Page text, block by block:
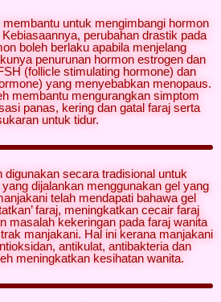
untuk mengimbangi hormon
perubahan drastik pada
boleh berlaku apabila menjelang
penurunan hormon estrogen dan
(follicle stimulating hormone) dan
yang menyebabkan menopaus.
membantu mengurangkan simptom
panas, kering dan gatal faraj serta
untuk tidur.
digunakan secara tradisional untuk
dijalankan menggunakan gel yang
telah mendapati bahawa gel
faraj, meningkatkan cecair faraj
masalah kekeringan pada faraj wanita
manjakani. Hal ini kerana manjakani
antikulat, antibakteria dan
meningkatkan kesihatan wanita.